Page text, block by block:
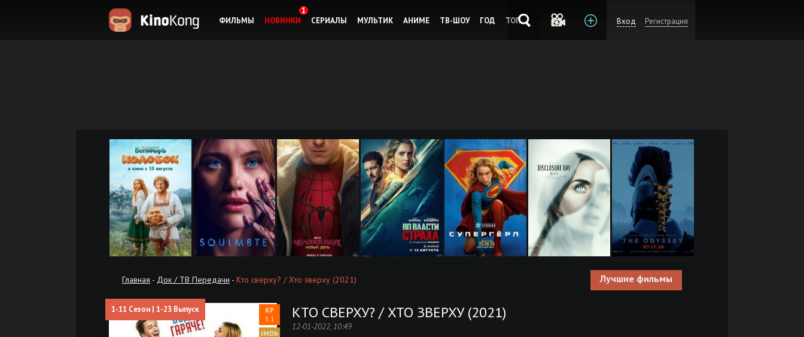
ФИЛЬМЫ НОВИНКИ
1
СЕРИАЛЫ
МУЛЬТИК АНИМЕ ТВ-ШОУ ГОД ТОП Вход Регистрация
Главная - Док / ТВ Передачи - Кто сверху? / Хто зверху (2021) Лучшие фильмы
1-11 Сезон | 1-23 Выпуск
3.1 КТО СВЕРХУ? / ХТО ЗВЕРХУ (2021)
12-01-2022, 10:49